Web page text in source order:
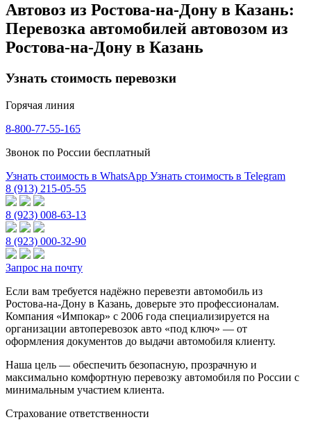
Автовоз из Ростова-на-Дону в Казань:
Перевозка автомобилей автовозом из
Ростова-на-Дону в Казань
Узнать стоимость перевозки
Горячая линия
8-800-77-55-165
Звонок по России бесплатный
Узнать стоимость в WhatsApp Узнать стоимость в Telegram
8 (913) 215-05-55
8 (923) 008-63-13
8 (923) 000-32-90
Запрос на почту
Если вам требуется надёжно перевезти автомобиль из
Ростова-на-Дону в Казань, доверьте это профессионалам.
Компания «Импокар» с 2006 года специализируется на
организации автоперевозок авто «под ключ» — от
оформления документов до выдачи автомобиля клиенту.
Наша цель — обеспечить безопасную, прозрачную и
максимально комфортную перевозку автомобиля по России с
минимальным участием клиента.
Страхование ответственности